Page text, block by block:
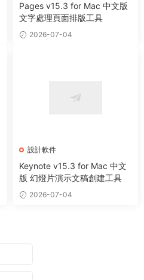
Pages v15.3 for Mac 中文版
文字處理頁面排版工具
2026-07-04
設計軟件
Keynote v15.3 for Mac 中文
版 幻燈片演示文稿創建工具
2026-07-04